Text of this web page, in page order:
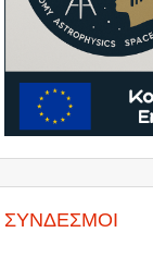
ΣΎΝΔΕΣΜΟΙ